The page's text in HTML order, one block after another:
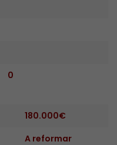
0
180.000€
A reformar